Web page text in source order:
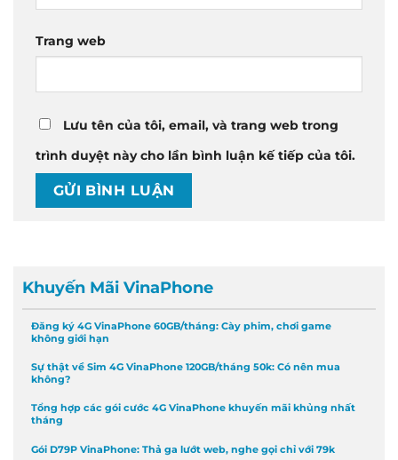
Trang web
Lưu tên của tôi, email, và trang web trong
trình duyệt này cho lần bình luận kế tiếp của tôi.
Khuyến Mãi VinaPhone
Đăng ký 4G VinaPhone 60GB/tháng: Cày phim, chơi game
không giới hạn
Sự thật về Sim 4G VinaPhone 120GB/tháng 50k: Có nên mua
không?
Tổng hợp các gói cước 4G VinaPhone khuyến mãi khủng nhất
tháng
Gói D79P VinaPhone: Thả ga lướt web, nghe gọi chỉ với 79k